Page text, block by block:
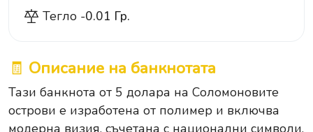
Тегло -0.01 Гр.
🧾 Описание на банкнотата
Тази банкнота от 5 долара на Соломоновите
острови е изработена от полимер и включва
модерна визия, съчетана с национални символи.